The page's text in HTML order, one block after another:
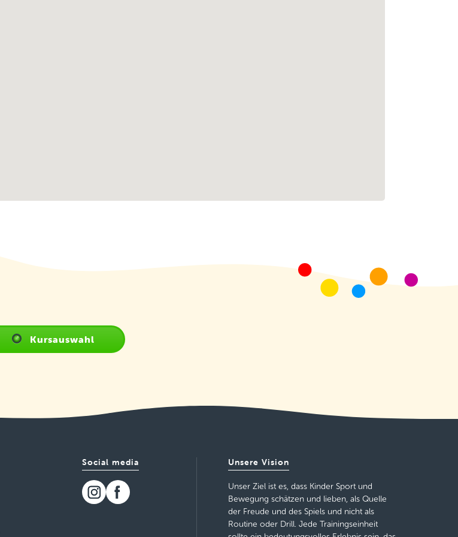
Kursauswahl
Social media Unsere Vision
Unser Ziel ist es, dass Kinder Sport und
Bewegung schätzen und lieben, als Quelle
der Freude und des Spiels und nicht als
Routine oder Drill. Jede Trainingseinheit